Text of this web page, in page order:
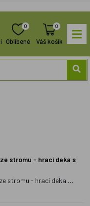
0
Oblíbené
0
Váš košík
stromu - hrací deka s
stromu - hrací deka s